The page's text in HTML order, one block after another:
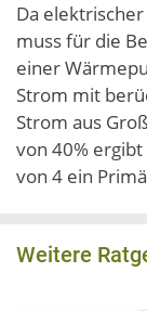
Da
muss für die
einer
Strom mit
Strom aus
von 40%
von 4 ein
Weitere